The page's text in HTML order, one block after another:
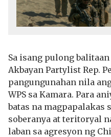
Sa isang pulong
Akbayan Partylist Rep.
pangungunahan nila
WPS sa Kamara. Para
batas na magpapalakas
soberanya at teritoryal
laban sa agresyon ng